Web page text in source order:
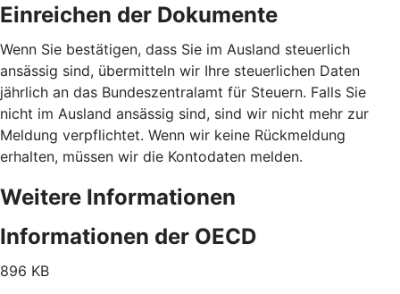
Einreichen der Dokumente
Wenn Sie bestätigen, dass Sie im Ausland steuerlich
ansässig sind, übermitteln wir Ihre steuerlichen Daten
jährlich an das Bundeszentralamt für Steuern. Falls Sie
nicht im Ausland ansässig sind, sind wir nicht mehr zur
Meldung verpflichtet. Wenn wir keine Rückmeldung
erhalten, müssen wir die Kontodaten melden.
Weitere Informationen
Informationen der OECD
896 KB